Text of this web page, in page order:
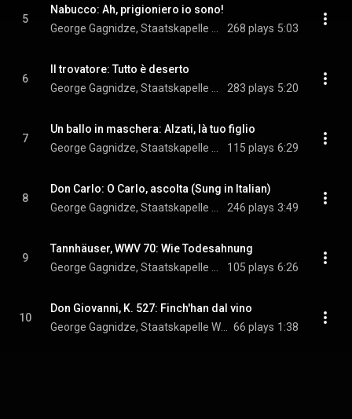
5
Nabucco: Ah, prigioniero io sono!
268 plays 5:03
6
Il trovatore: Tutto è deserto
283 plays 5:20
7
Un ballo in maschera: Alzati, là tuo figlio
115 plays 6:29
8
Don Carlo: O Carlo, ascolta (Sung in Italian)
246 plays 3:49
9
Tannhäuser, WWV 70: Wie Todesahnung
105 plays 6:26
10
Don Giovanni, K. 527: Finch'han dal vino
66 plays 1:38